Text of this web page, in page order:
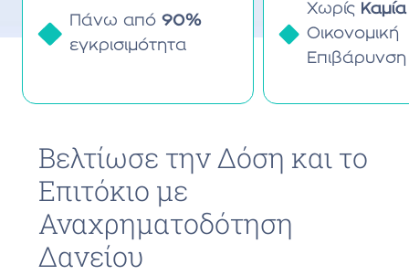
Πάνω από 90%
εγκρισιμότητα
Χωρίς Καμία
Οικονομική
Επιβάρυνση
Βελτίωσε την Δόση και το
Επιτόκιο με
Αναχρηματοδότηση
Δανείου